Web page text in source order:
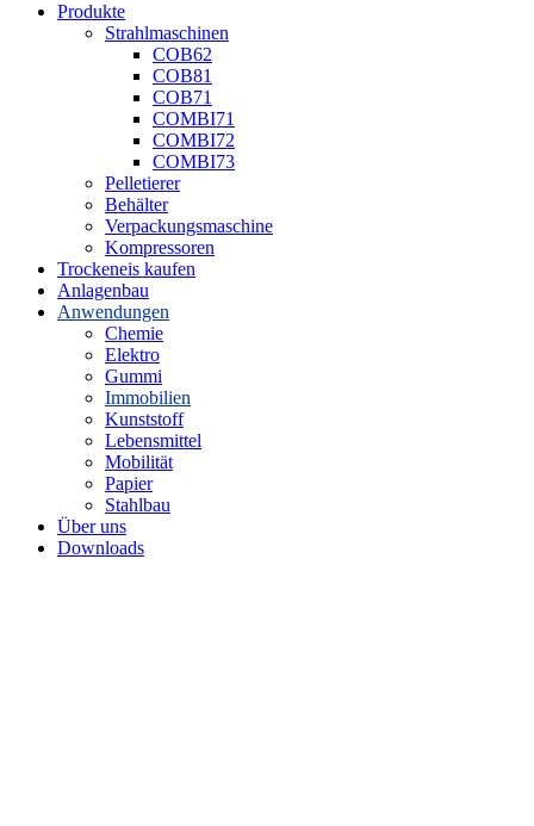
Produkte
Strahlmaschinen
COB62
COB81
COB71
COMBI71
COMBI72
COMBI73
Pelletierer
Behälter
Verpackungsmaschine
Kompressoren
Trockeneis kaufen
Anlagenbau
Anwendungen
Chemie
Elektro
Gummi
Immobilien
Kunststoff
Lebensmittel
Mobilität
Papier
Stahlbau
Über uns
Downloads